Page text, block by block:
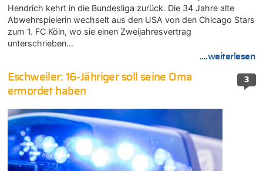
Hendrich kehrt in die Bundesliga zurück. Die 34 Jahre alte
Abwehrspielerin wechselt aus den USA von den Chicago Stars
zum 1. FC Köln, wo sie einen Zweijahresvertrag
unterschrieben…
....weiterlesen
3
Eschweiler: 16-Jähriger soll seine Oma
ermordet haben